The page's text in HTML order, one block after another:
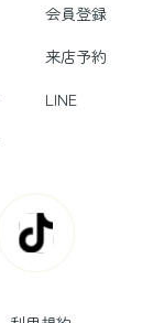
会員登録
来店予約
LINE